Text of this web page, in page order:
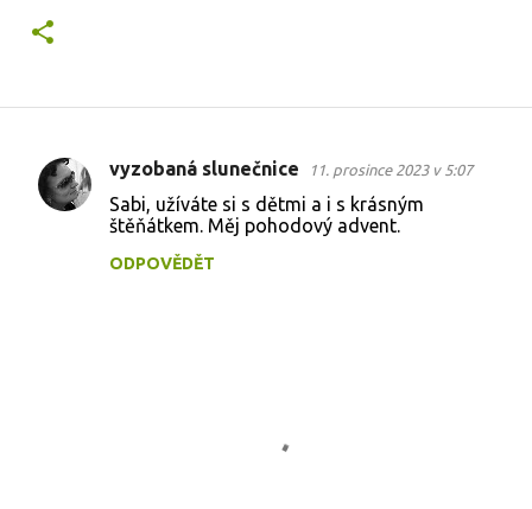
K
vyzobaná slunečnice 11. prosince 2023 v 5:07
Sabi, užíváte si s dětmi a i s krásným
štěňátkem. Měj pohodový advent.
ODPOVĚDĚT